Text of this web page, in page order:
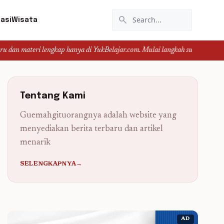
Wisata search
hanya di YukBelajar.com. Mulai langkah suksesmu hari ini! •
Tentang Kami
Guemahgituorangnya adalah website yang
menyediakan berita terbaru dan artikel
menarik
SELENGKAPNYA→
AD